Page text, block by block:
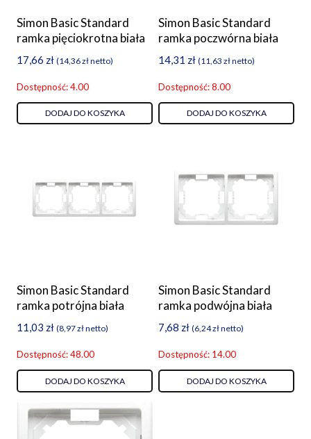
Simon Basic Standard
ramka pięciokrotna biała
17,66 zł (14,36złnetto)
Dostępność: 4.00
DODAJ DO KOSZYKA
Simon Basic Standard
ramka poczwórna biała
14,31 zł (11,63 złnetto)
Dostępność: 8.00
DODAJ DO KOSZYKA
Simon Basic Standard
ramka potrójna biała
11,03 zł (8,97złnetto)
Dostępność: 48.00
DODAJ DO KOSZYKA
Simon Basic Standard
ramka podwójna biała
7,68 zł (6,24złnetto)
Dostępność: 14.00
DODAJ DO KOSZYKA